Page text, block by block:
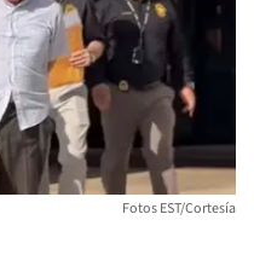
Fotos EST/Cortesía